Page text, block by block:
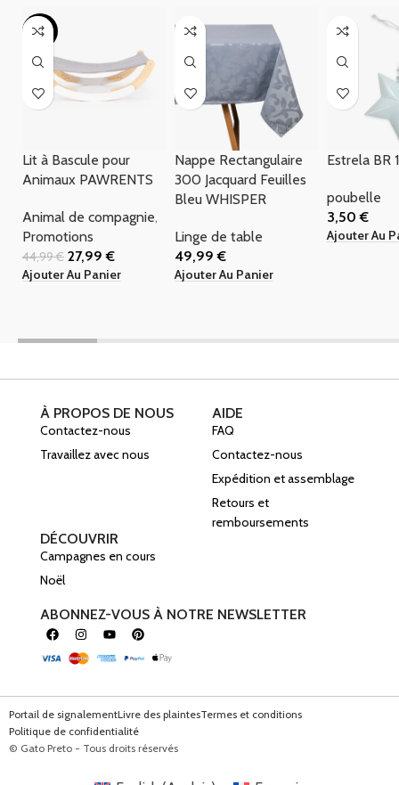
-38%
Lit à Bascule pour
Animaux PAWRENTS
Animal de compagnie,
Promotions
44,99€ 27,99€
Ajouter Au Panier
Nappe Rectangulaire
300 Jacquard Feuilles
Bleu WHISPER
Linge de table
49,99€
Ajouter Au Panier
Estrela BR
poubelle
3,50€
Ajouter Au
À PROPOS DE NOUS
Contactez-nous
Travaillez avec nous
AIDE
FAQ
Contactez-nous
Expédition et assemblage
Retours et
remboursements
DÉCOUVRIR
Campagnes en cours
Noël
ABONNEZ-VOUS À NOTRE NEWSLETTER
Portail de signalementLivre des plaintesTermes et conditions
Politique de confidentialité
© Gato Preto - Tous droits réservés